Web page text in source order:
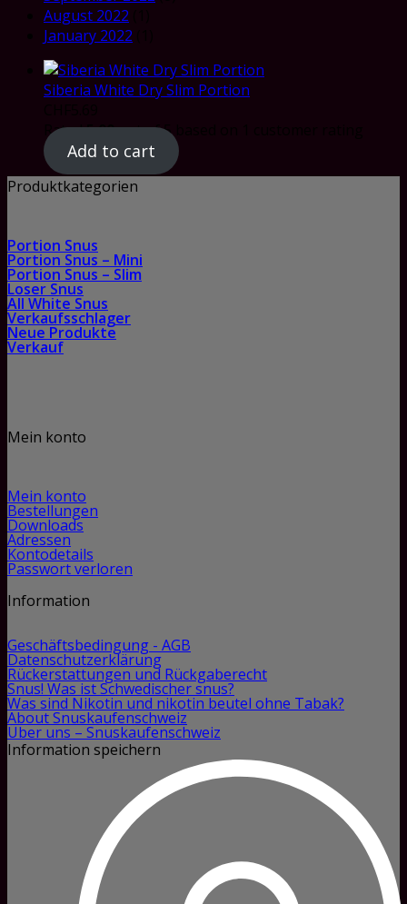
August 2022
January 2022
Siberia White Dry Slim Portion
Rated5.00out of 5 based on
Add to cart
Produktkategorien
Portion Snus
Portion Snus – Mini
Portion Snus – Slim
Loser Snus
All White Snus
Verkaufsschlager
Neue Produkte
Verkauf
Mein konto
Mein konto
Bestellungen
Downloads
Adressen
Kontodetails
Passwort verloren
Information
Geschäftsbedingung - AGB
Datenschutzerklärung
Rückerstattungen und Rückgaberecht
Snus! Was ist Schwedischer snus?
Was sind Nikotin und nikotin beutel ohne Tabak?
About Snuskaufenschweiz
Über uns – Snuskaufenschweiz
Information speichern